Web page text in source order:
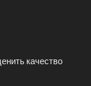
качество